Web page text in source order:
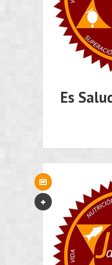
Es